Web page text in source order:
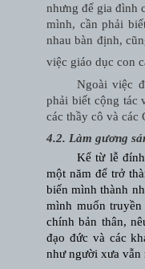
nhưng để gia đình
mình, cần phải
nhau bàn định,
việc giáo dục con
Ngoài việc
phải biết cộng tác
các thầy cô và các
4.2. Làm gương
Kể từ lễ
một năm để trở
biến mình thành
mình muốn
chính bản thân,
đạo đức và các
như người xưa vẫn